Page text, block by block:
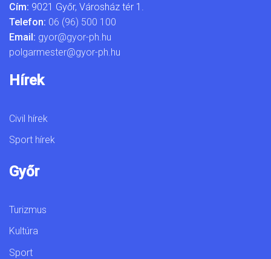
Cím: 9021 Győr, Városház tér 1.
Telefon: 06 (96) 500 100
Email: gyor@gyor-ph.hu
polgarmester@gyor-ph.hu
Hírek
Civil hírek
Sport hírek
Győr
Turizmus
Kultúra
Sport